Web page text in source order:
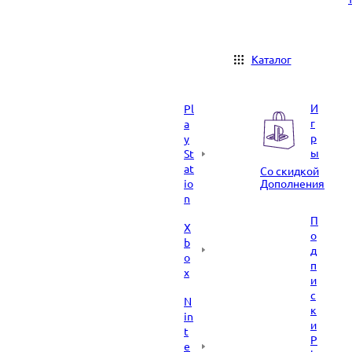
Каталог
Pl
a
y
St
at
io
n
X
b
o
x
N
in
t
e
И
г
р
ы
Со скидкой
Дополнения
П
о
д
п
и
с
к
и
P